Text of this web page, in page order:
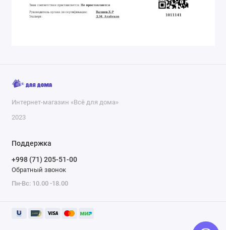
Интернет-магазин «Всё для дома»
2023
Поддержка
+998 (71) 205-51-00
Обратный звонок
Пн-Вс: 10.00 -18.00